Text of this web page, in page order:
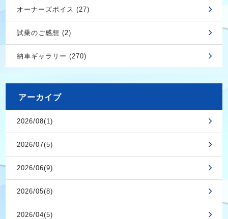
オーナーズボイス (27)
試乗のご感想 (2)
納車ギャラリー (270)
アーカイブ
2026/08(1)
2026/07(5)
2026/06(9)
2026/05(8)
2026/04(5)